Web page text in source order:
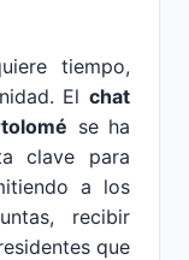
tiempo,
El chat
se ha
clave para
a los
recibir
que